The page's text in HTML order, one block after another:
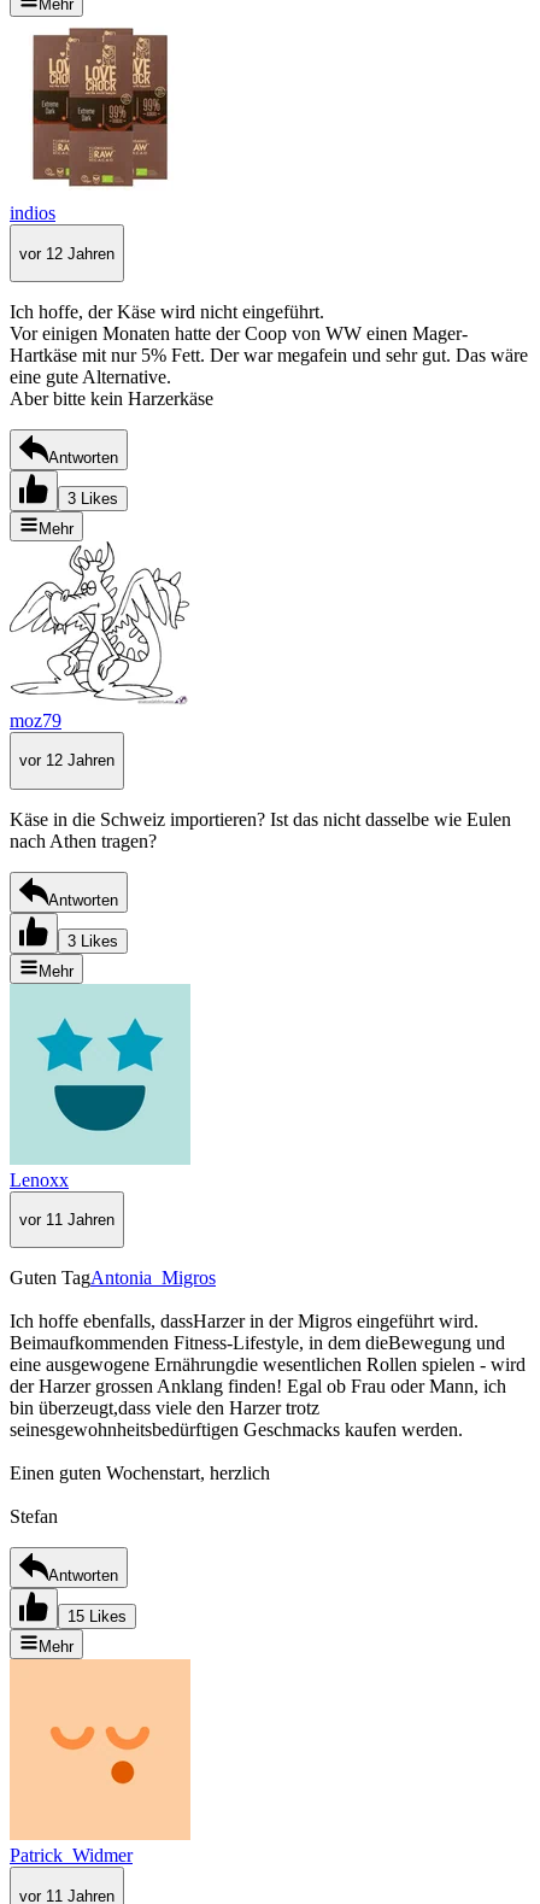
Mehr
indios
vor 12 Jahren
Ich hoffe, der Käse wird nicht eingeführt.
Vor einigen Monaten hatte der Coop von WW einen Mager-
Hartkäse mit nur 5% Fett. Der war megafein und sehr gut. Das wäre
eine gute Alternative.
Aber bitte kein Harzerkäse
Antworten
3 Likes
Mehr
moz79
vor 12 Jahren
Käse in die Schweiz importieren? Ist das nicht dasselbe wie Eulen
nach Athen tragen?
Antworten
3 Likes
Mehr
Lenoxx
vor 11 Jahren
Guten TagAntonia_Migros
Ich hoffe ebenfalls, dassHarzer in der Migros eingeführt wird.
Beimaufkommenden Fitness-Lifestyle, in dem dieBewegung und
eine ausgewogene Ernährungdie wesentlichen Rollen spielen - wird
der Harzer grossen Anklang finden! Egal ob Frau oder Mann, ich
bin überzeugt,dass viele den Harzer trotz
seinesgewohnheitsbedürftigen Geschmacks kaufen werden.
Einen guten Wochenstart, herzlich
Stefan
Antworten
15 Likes
Mehr
Patrick_Widmer
vor 11 Jahren